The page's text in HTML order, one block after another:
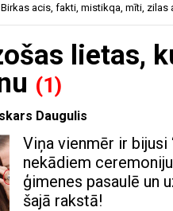
Birkas acis, fakti, mistikqa, mīti, zilas
lietas,
(1)
Daugulis
Viņa vienmēr ir bijusi
nekādiem
ģimenes pasaulē un
šajā rakstā!